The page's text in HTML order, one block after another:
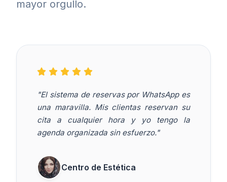
mayor orgullo.
"El sistema de reservas por WhatsApp es
una maravilla. Mis clientas reservan su
cita a cualquier hora y yo tengo la
agenda organizada sin esfuerzo."
Centro de Estética